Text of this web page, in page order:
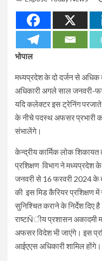
भोपाल
मध्यप्रदेश के दो दर्जन से
अधिकारी अगले साल जनवरी-
यदि कलेक्टर इस ट्रेनिंग
के नीचे पदस्थ अफसर प्रभारी
संभालेंगे।
केन्द्रीय कार्मिक लोक
प्रशिक्षण विभाग ने
जनवरी से 16 फरवरी 2024 के
की इस मिड कैरियर प्रशिक्षण
सुनिश्चित कराने के निर्देश दिए
राष्टÑीय प्रशासन अकादमी
अफसर विदेश भी जाएंगे। इस
आईएएस अधिकारी शामिल होंगे।